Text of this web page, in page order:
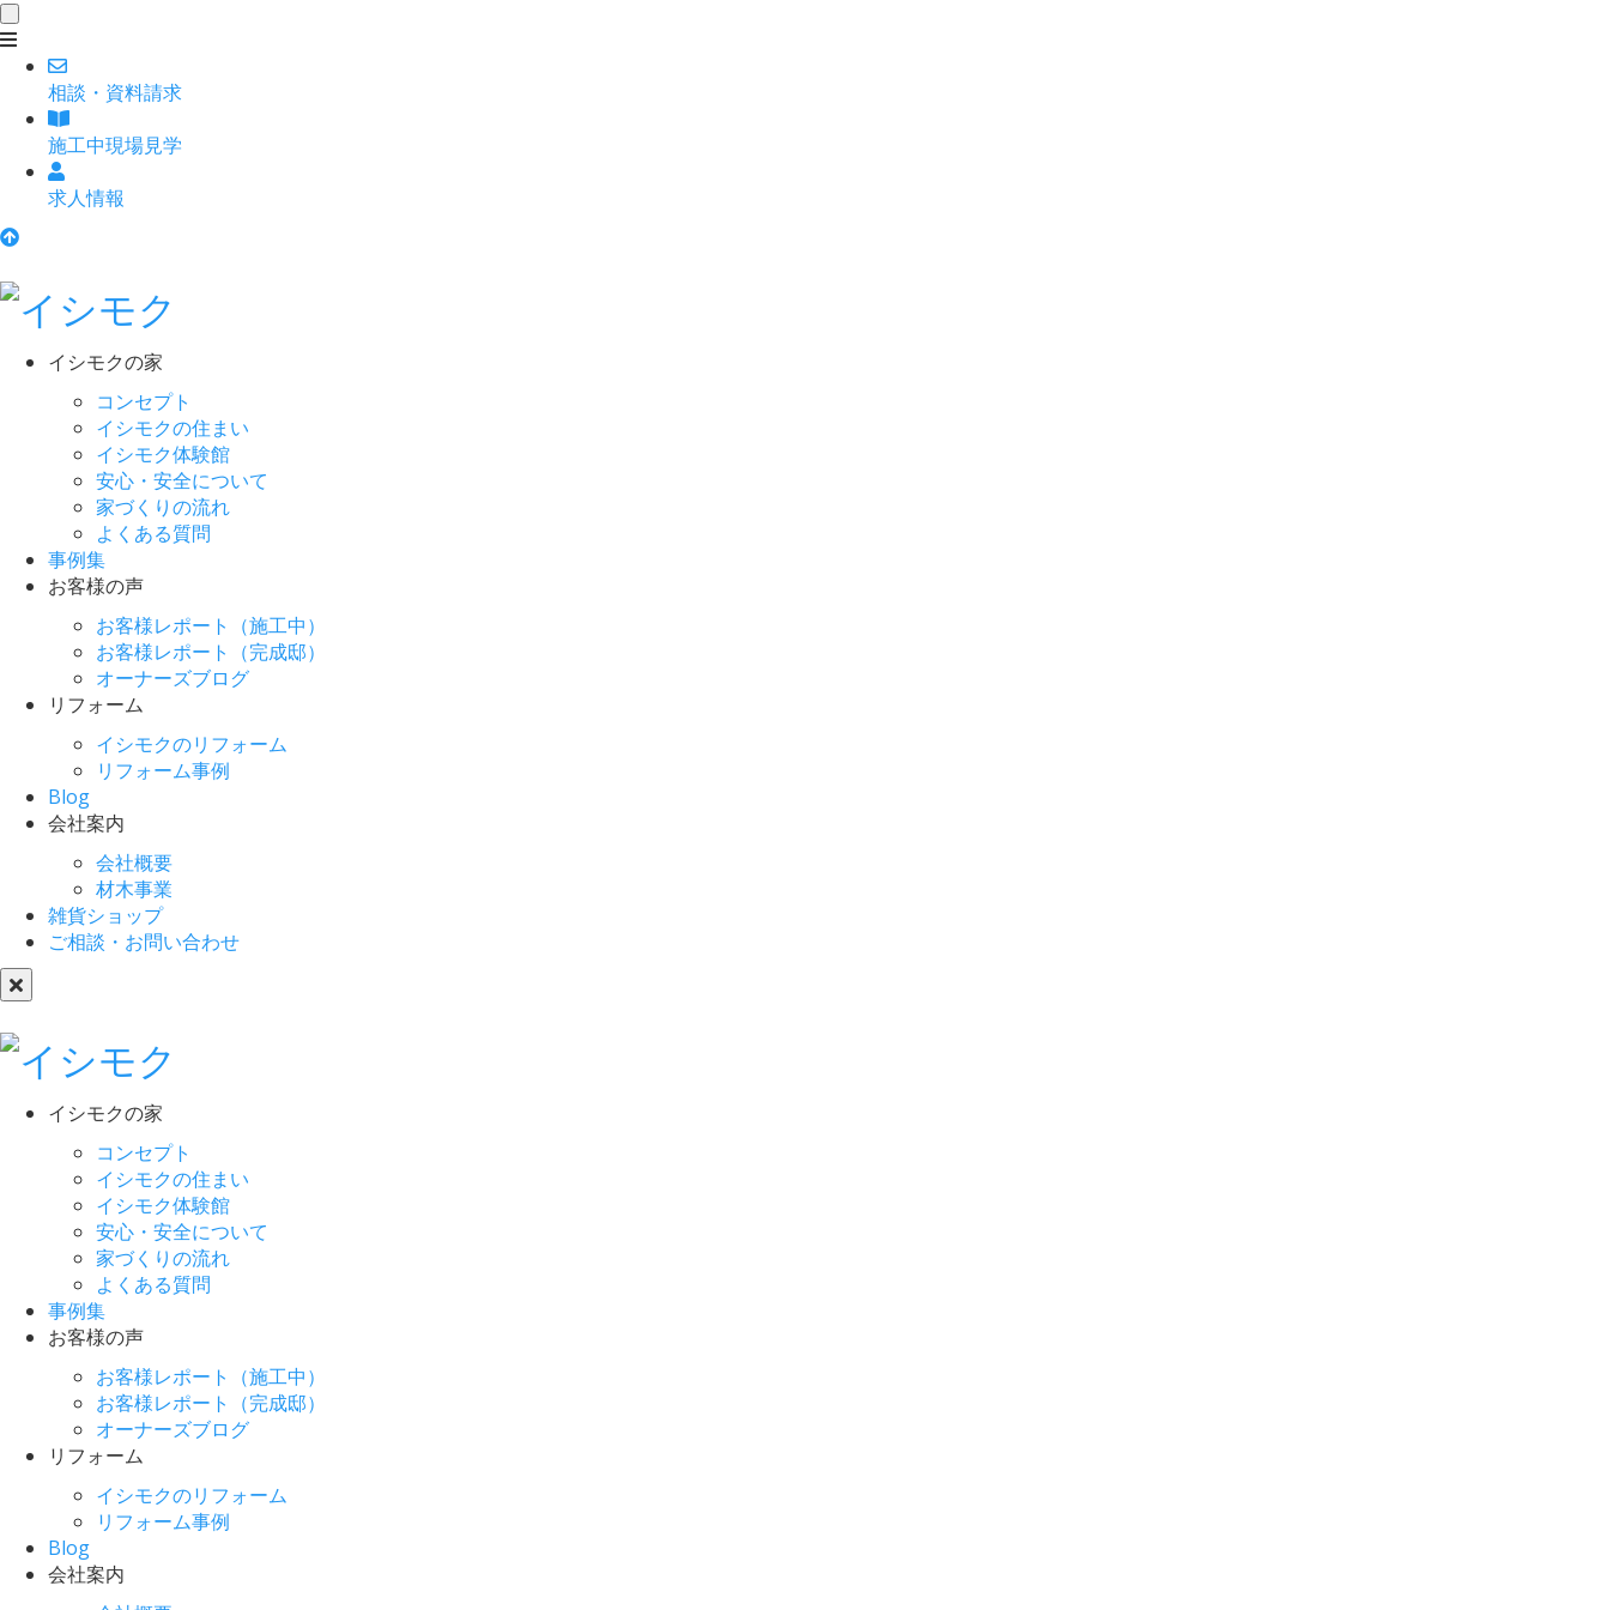
toggle
navigation
相談 ・ 資料請求
施工中現場見学
求人情報
イシモクの家
コンセプト
イシモクの住まい
イシモク体験館
安心・安全について
家づくりの流れ
よくある質問
事例集
お客様の声
お客様レポート（施工中）
お客様レポート（完成邸）
オーナーズブログ
リフォーム
イシモクのリフォーム
リフォーム事例
Blog
会社案内
会社概要
材木事業
雑貨ショップ
ご相談・お問い合わせ
イシモクの家
コンセプト
イシモクの住まい
イシモク体験館
安心・安全について
家づくりの流れ
よくある質問
事例集
お客様の声
お客様レポート（施工中）
お客様レポート（完成邸）
オーナーズブログ
リフォーム
イシモクのリフォーム
リフォーム事例
Blog
会社案内